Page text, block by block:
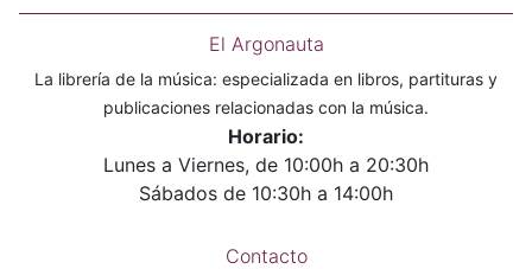
El Argonauta
La librería de la música: especializada en libros, partituras y
publicaciones relacionadas con la música.
Horario:
Lunes a Viernes, de 10:00h a 20:30h
Sábados de 10:30h a 14:00h
Contacto